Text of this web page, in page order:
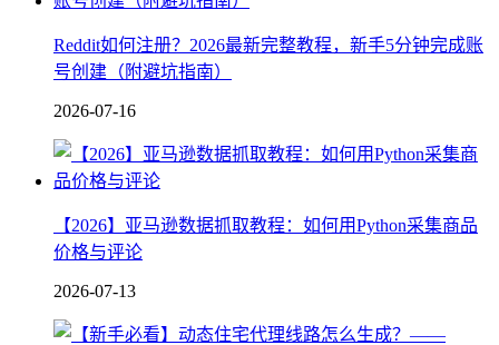
Reddit如何注册？2026最新完整教程，新手5分钟完成账
号创建（附避坑指南）
2026-07-16
【2026】亚马逊数据抓取教程：如何用Python采集商品
价格与评论
2026-07-13